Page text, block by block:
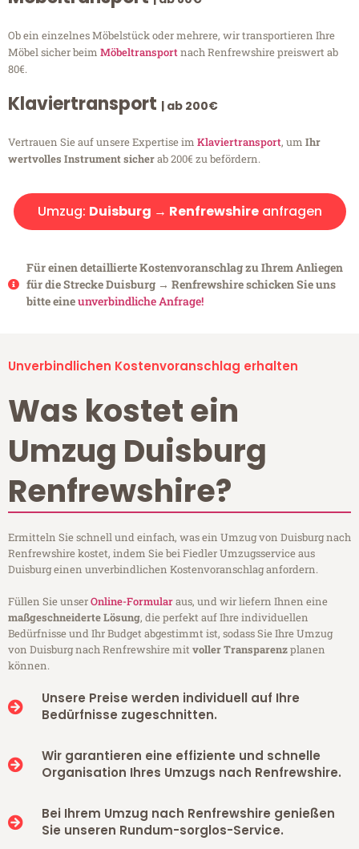
Ob ein einzelnes Möbelstück oder mehrere, wir transportieren Ihre
Möbel sicher beim Möbeltransportnach Renfrewshire preiswert ab
80€.
Klaviertransport | ab 200€
Vertrauen Sie auf unsere Expertise im Klaviertransport, um Ihr
wertvolles Instrument sicherab 200€ zu befördern.
Umzug: Duisburg → Renfrewshireanfragen
Für einen detaillierte Kostenvoranschlag zu Ihrem Anliegen
für die Strecke Duisburg → Renfrewshire schicken Sie uns
bitte eineunverbindliche Anfrage!
Unverbindlichen Kostenvoranschlag erhalten
Was kostet ein
Umzug Duisburg
Renfrewshire?
Ermitteln Sie schnell und einfach, was ein Umzug von Duisburg nach
Renfrewshire kostet, indem Sie bei Fiedler Umzugsservice aus
Duisburg einen unverbindlichen Kostenvoranschlag anfordern.
Füllen Sie unserOnline-Formularaus, und wir liefern Ihnen eine
maßgeschneiderte Lösung, die perfekt auf Ihre individuellen
Bedürfnisse und Ihr Budget abgestimmt ist, sodass Sie Ihre Umzug
von Duisburg nach Renfrewshire mitvoller Transparenzplanen
können.
Unsere Preise werden individuell auf Ihre
Bedürfnisse zugeschnitten.
Wir garantieren eine effiziente und schnelle
Organisation Ihres Umzugs nach Renfrewshire.
Bei Ihrem Umzug nach Renfrewshire genießen
Sie unseren Rundum-sorglos-Service.